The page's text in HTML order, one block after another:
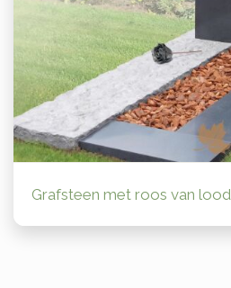
Grafsteen met roos van lood